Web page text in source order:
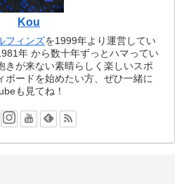
Kou
フィンズを1999年より運営してい
年 から数十年ずっとハマってい
きが来ない素晴らしく楽しいスポ
ボードを始めたい方、ぜひ一緒に
も見てね！